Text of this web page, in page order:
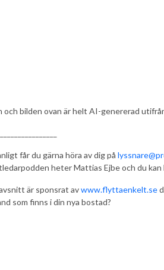
och bilden ovan är helt AI-genererad
får du gärna höra av dig på
heter Mattias Ejbe och du kan
är sponsrat avwww.flyttaenkelt.se
som finns i din nya bostad?